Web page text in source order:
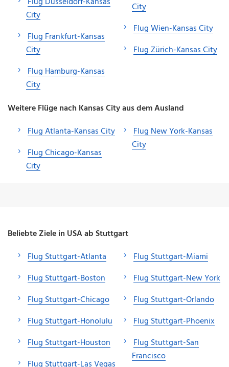
City
Flug Frankfurt-Kansas
City
Flug Hamburg-Kansas
City
City
Flug Wien-Kansas City
Flug Zürich-Kansas City
Weitere Flüge nach Kansas City aus dem Ausland
Flug Atlanta-Kansas City
Flug Chicago-Kansas
City
Flug New York-Kansas
City
Beliebte Ziele in USA ab Stuttgart
Flug Stuttgart-Atlanta
Flug Stuttgart-Boston
Flug Stuttgart-Chicago
Flug Stuttgart-Honolulu
Flug Stuttgart-Houston
Flug Stuttgart-Miami
Flug Stuttgart-New York
Flug Stuttgart-Orlando
Flug Stuttgart-Phoenix
Flug Stuttgart-San
Francisco